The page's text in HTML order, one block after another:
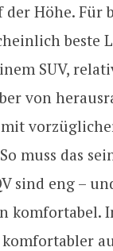
Höhe. Für
beste
SUV,
von
muss das
sind eng –
komfortabel.
komfortabler